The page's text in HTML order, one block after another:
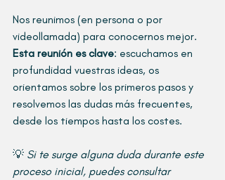
Nos reunimos (en persona o por
videollamada) para conocernos mejor.
Esta reunión es clave: escuchamos en
profundidad vuestras ideas, os
orientamos sobre los primeros pasos y
resolvemos las dudas más frecuentes,
desde los tiempos hasta los costes.
💡 Si te surge alguna duda durante este
proceso inicial, puedes consultar